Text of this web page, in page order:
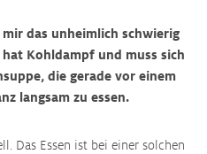
das unheimlich schwierig
Kohldampf und muss sich
die gerade vor einem
langsam zu essen.
Das Essen ist bei einer solchen